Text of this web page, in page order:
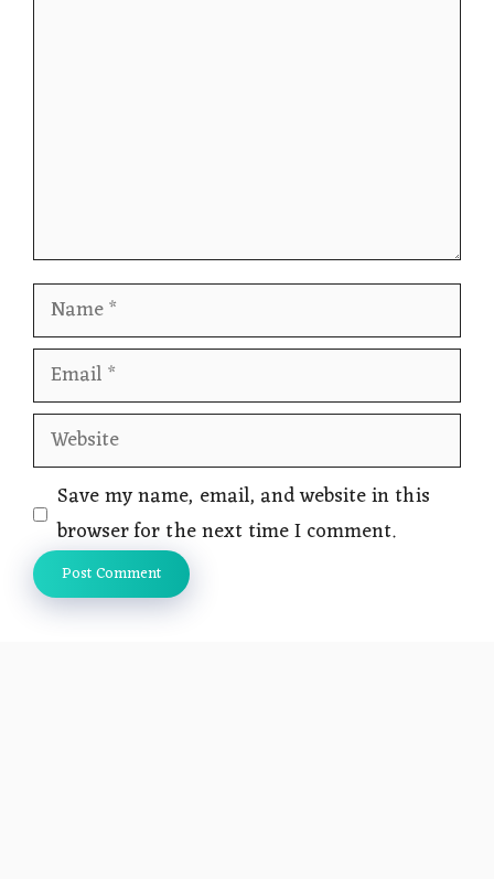
Name
Email
Website
Save my name, email, and website in this
browser for the next time I comment.